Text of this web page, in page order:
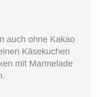
auch ohne Kakao
Käsekuchen
mit Marmelade